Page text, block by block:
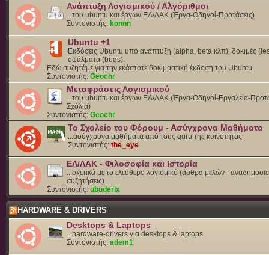
Ανάπτυξη Λογισμικού / Αλγόριθμοι
...του ubuntu και έργων ΕΛ/ΛΑΚ (Έργα-Οδηγοί-Προτάσεις)
Συντονιστής: konnn
Ubuntu +1
Εκδόσεις Ubuntu υπό ανάπτυξη (alpha, beta κλπ), δοκιμές
σφάλματα (bugs).
Eδώ συζητάμε για την εκάστοτε δοκιμαστική έκδοση του Ubuntu.
Συντονιστής: Geochr
Μεταφράσεις Λογισμικού
...του ubuntu και έργων ΕΛ/ΛΑΚ (Έργα-Οδηγοί-Εργαλεία-
Σχόλια)
Συντονιστής: Geochr
Το Σχολείο του Φόρουμ - Ασύγχρονα Μαθήματα
...ασύγχρονα μαθήματα από τους guru της κοινότητας
Συντονιστής: the_eye
ΕΛ/ΛΑΚ - Φιλοσοφία και Ιστορία
...σχετικά με το ελεύθερο λογισμικό (άρθρα μελών -
συζητήσεις)
Συντονιστής: ubuderix
HARDWARE & DRIVERS
Desktops & Laptops
...hardware-drivers για desktops & laptops
Συντονιστής: adem1